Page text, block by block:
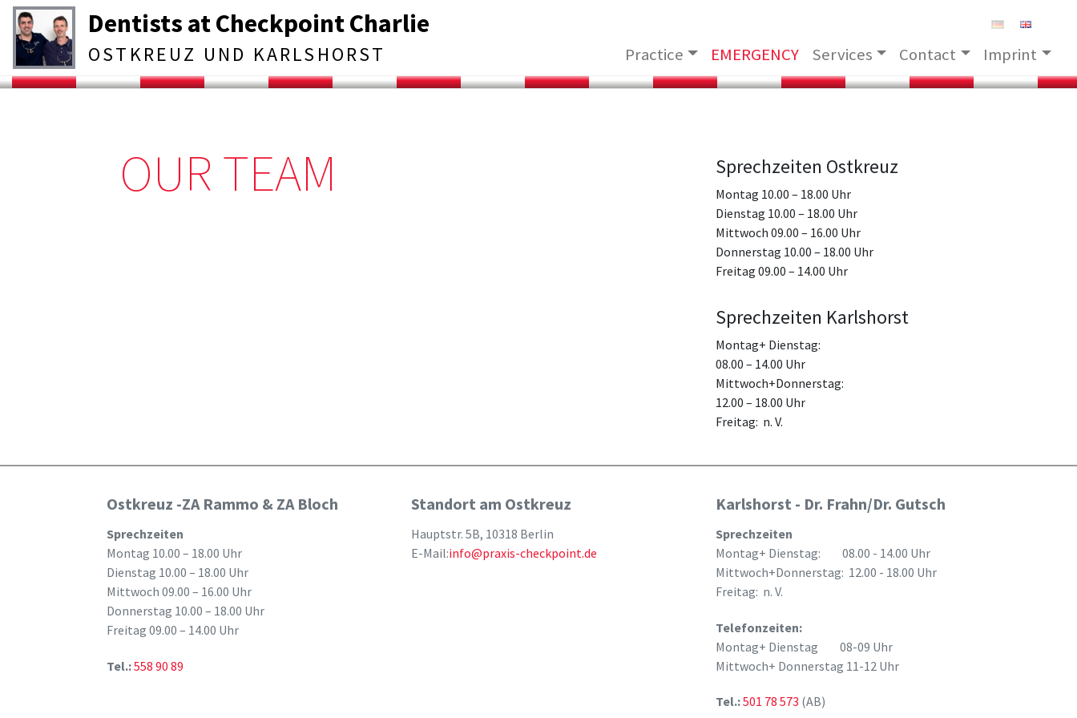
Skip
content
Dentists at Checkpoint Charlie
OSTKREUZ UND KARLSHORST Practice EMERGENCY Services Contact Imprint
OUR TEAM Sprechzeiten Ostkreuz
Montag 10.00 – 18.00 Uhr
Dienstag 10.00 – 18.00 Uhr
Mittwoch 09.00 – 16.00 Uhr
Donnerstag 10.00 – 18.00 Uhr
Freitag 09.00 – 14.00 Uhr
Sprechzeiten Karlshorst
Montag+ Dienstag:
08.00 – 14.00 Uhr
Mittwoch+Donnerstag:
12.00 – 18.00 Uhr
Freitag: n. V.
Ostkreuz -ZA Rammo & ZA Bloch
Sprechzeiten
Montag 10.00 – 18.00 Uhr
Dienstag 10.00 – 18.00 Uhr
Mittwoch 09.00 – 16.00 Uhr
Donnerstag 10.00 – 18.00 Uhr
Freitag 09.00 – 14.00 Uhr
Tel.:558 90 89
Standort am Ostkreuz
Hauptstr. 5B, 10318 Berlin
E-Mail:info@praxis-checkpoint.de
Karlshorst - Dr. Frahn/Dr. Gutsch
Sprechzeiten
Montag+ Dienstag: 08.00 - 14.00 Uhr
Mittwoch+Donnerstag: 12.00 - 18.00 Uhr
Freitag: n. V.
Telefonzeiten:
Montag+ Dienstag 08-09 Uhr
Mittwoch+ Donnerstag 11-12 Uhr
Tel.:501 78 573 (AB)